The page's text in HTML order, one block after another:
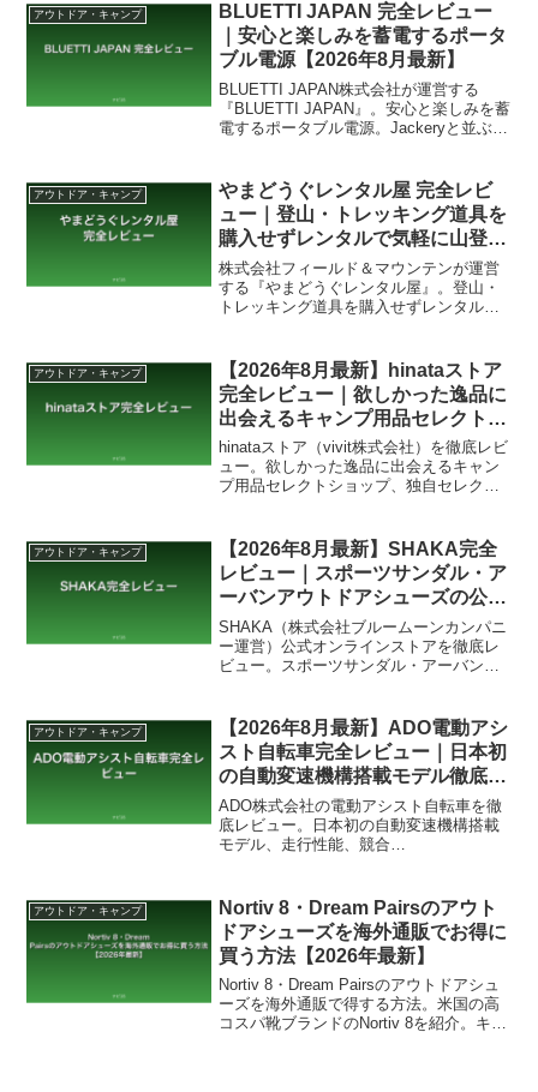
アウトドア・キャンプ
BLUETTI JAPAN 完全レビュー
｜安心と楽しみを蓄電するポータ
ブル電源【2026年8月最新】
BLUETTI JAPAN株式会社が運営する
『BLUETTI JAPAN』。安心と楽しみを蓄
電するポータブル電源。Jackeryと並ぶ世
ます。
アウトドア・キャンプ
やまどうぐレンタル屋 完全レビ
ュー｜登山・トレッキング道具を
購入せずレンタルで気軽に山登り
デビュー【2026年8月最新】
株式会社フィールド＆マウンテンが運営
する『やまどうぐレンタル屋』。登山・
トレッキング道具を購入せずレンタルで
適な選択肢を徹底レビューします。
アウトドア・キャンプ
【2026年8月最新】hinataストア
完全レビュー｜欲しかった逸品に
出会えるキャンプ用品セレクトシ
ョップ
hinataストア（vivit株式会社）を徹底レビ
ュー。欲しかった逸品に出会えるキャン
プ用品セレクトショップ、独自セレクト
い、購入手順まで2026年4月最新版で解
説。
アウトドア・キャンプ
【2026年8月最新】SHAKA完全
レビュー｜スポーツサンダル・ア
ーバンアウトドアシューズの公式
オンラインストア
SHAKA（株式会社ブルームーンカンパニ
ー運営）公式オンラインストアを徹底レ
ビュー。スポーツサンダル・アーバンア
選びのコツ、購入手順まで2026年4月最新
版で解説。
アウトドア・キャンプ
【2026年8月最新】ADO電動アシ
スト自転車完全レビュー｜日本初
の自動変速機構搭載モデル徹底解
説
ADO株式会社の電動アシスト自転車を徹
底レビュー。日本初の自動変速機構搭載
モデル、走行性能、競合
最新版で解説。
アウトドア・キャンプ
Nortiv 8・Dream Pairsのアウト
ドアシューズを海外通販でお得に
買う方法【2026年最新】
Nortiv 8・Dream Pairsのアウトドアシュ
ーズを海外通販で得する方法。米国の高
コスパ靴ブランドのNortiv 8を紹介。キャ